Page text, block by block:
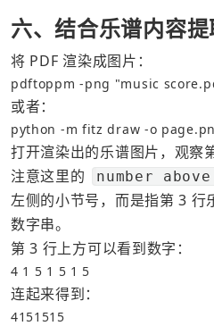
六、结合乐谱内容
将 PDF 渲染成图片：
pdftoppm -png "music
或者：
python -m fitz draw -o
打开渲染出的乐谱图片，观察
注意这里的
number
左侧的小节号，而是指第 3 行
数字串。
第 3 行上方可以看到数字：
4 1 5 1 5 1 5
连起来得到：
4151515